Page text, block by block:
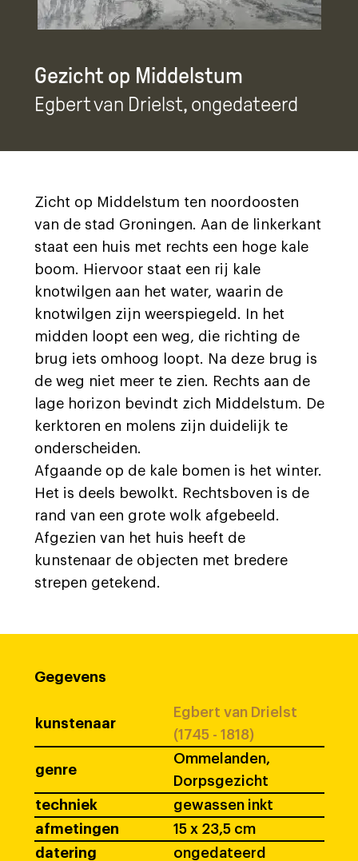
Gezicht op Middelstum
Egbert van Drielst, ongedateerd
Zicht op Middelstum ten noordoosten
van de stad Groningen. Aan de linkerkant
staat een huis met rechts een hoge kale
boom. Hiervoor staat een rij kale
knotwilgen aan het water, waarin de
knotwilgen zijn weerspiegeld. In het
midden loopt een weg, die richting de
brug iets omhoog loopt. Na deze brug is
de weg niet meer te zien. Rechts aan de
lage horizon bevindt zich Middelstum. De
kerktoren en molens zijn duidelijk te
onderscheiden.
Afgaande op de kale bomen is het winter.
Het is deels bewolkt. Rechtsboven is de
rand van een grote wolk afgebeeld.
Afgezien van het huis heeft de
kunstenaar de objecten met bredere
strepen getekend.
Gegevens
kunstenaar
Egbert van Drielst
(1745 - 1818)
genre
Ommelanden,
Dorpsgezicht
techniek
gewassen inkt
afmetingen
15 x 23,5 cm
datering
ongedateerd